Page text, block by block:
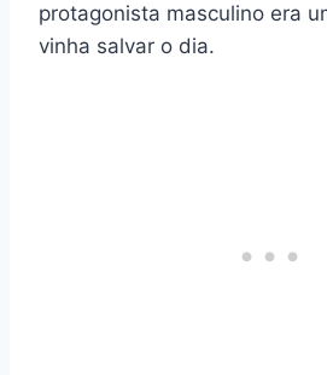
protagonista masculino era
vinha salvar o dia.